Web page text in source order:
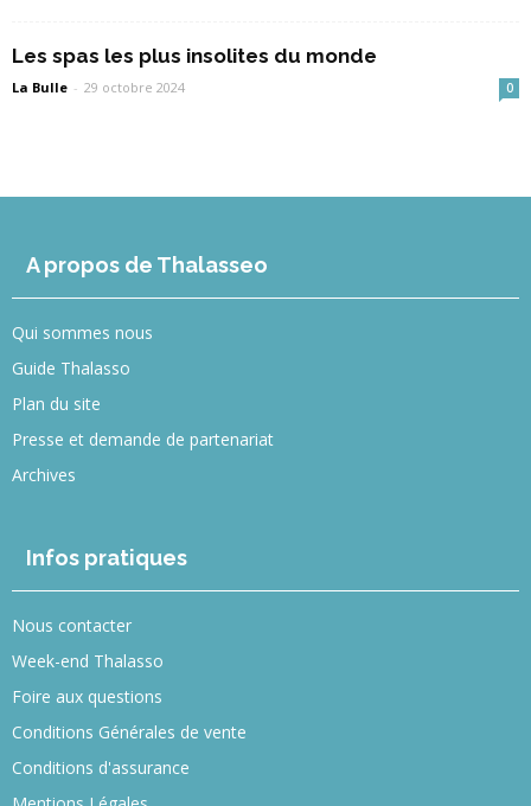
Les spas les plus insolites du monde
La Bulle - 29 octobre 2024 0
A propos de Thalasseo
Qui sommes nous
Guide Thalasso
Plan du site
Presse et demande de partenariat
Archives
Infos pratiques
Nous contacter
Week-end Thalasso
Foire aux questions
Conditions Générales de vente
Conditions d'assurance